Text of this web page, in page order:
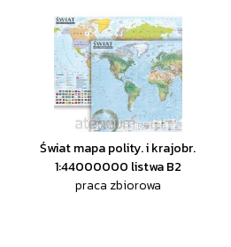
Świat mapa polity. i krajobr.
1:44000000 listwa B2
praca zbiorowa